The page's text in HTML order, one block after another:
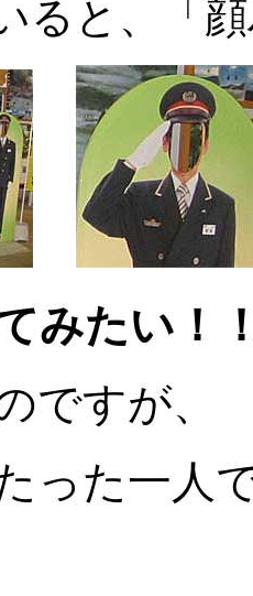
ると、「
みたい！
ですが、
った一人